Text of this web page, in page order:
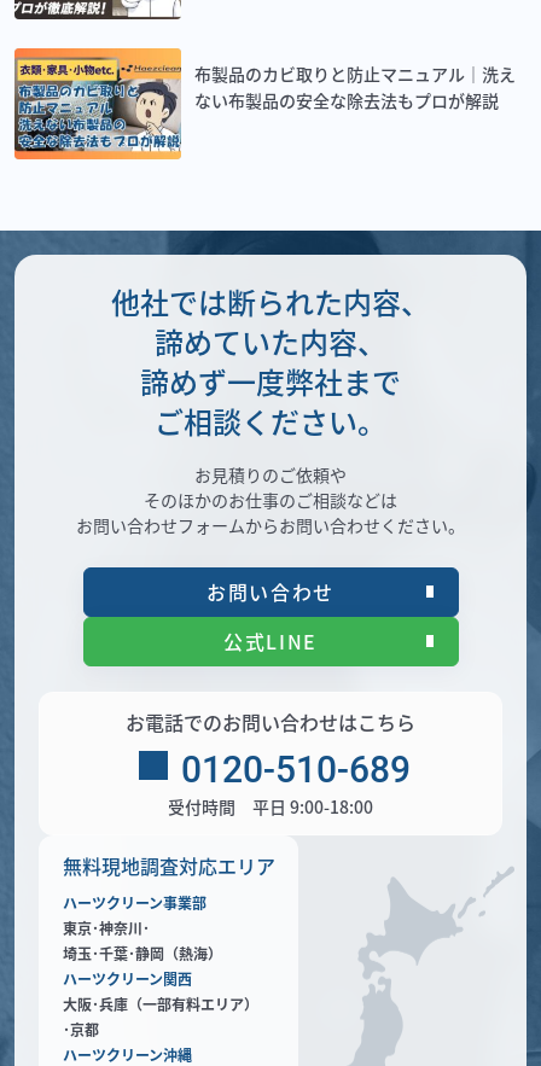
布製品のカビ取りと防止マニュアル｜洗え
ない布製品の安全な除去法もプロが解説
無料現地調査対応エリア
ハーツクリーン事業部
東京･神奈川･
埼玉･千葉･静岡（熱海）
ハーツクリーン関西
大阪･兵庫（一部有料エリア）
･京都
ハーツクリーン沖縄
他社では断られた内容、
諦めていた内容、
諦めず一度弊社まで
ご相談ください。
お見積りのご依頼や
そのほかのお仕事のご相談などは
お問い合わせフォームからお問い合わせください。
お問い合わせ
公式LINE
お電話でのお問い合わせはこちら
0120-510-689
受付時間 平日 9:00-18:00